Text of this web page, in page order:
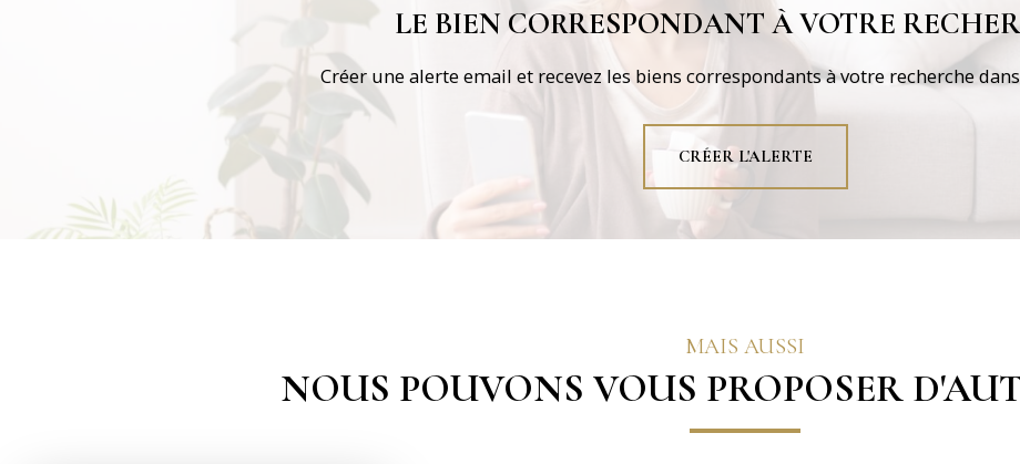
LE BIEN CORRESPONDANT À VOTRE
Créer une alerte email et recevez les biens correspondants à votre recherche
CRÉER L'ALERTE
MAIS AUSSI
NOUS POUVONS VOUS PROPOSER